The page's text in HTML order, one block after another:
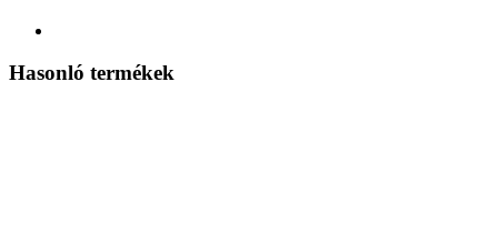
Hasonló termékek